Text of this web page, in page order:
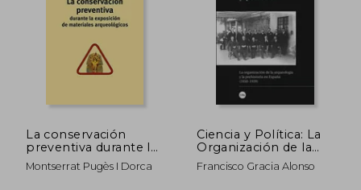
dcto.
La conservación
preventiva durante la
exposición de
materiales
Montserrat Pugès I Dorca
Ciencia y Política: La
Organización de la
Arqueología y la
Prehistoria en España
Francisco Gracia Alonso